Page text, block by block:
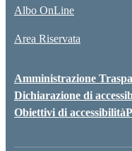
Albo OnLine
Area Riservata
Amministrazione
Dichiarazione di
Obiettivi di accessibilità